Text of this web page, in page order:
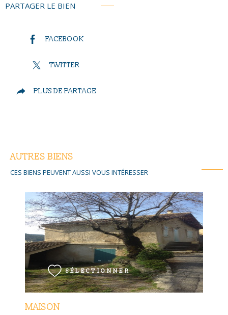
PARTAGER LE BIEN
FACEBOOK
TWITTER
PLUS DE PARTAGE
AUTRES BIENS
CES BIENS PEUVENT AUSSI VOUS INTÉRESSER
MAISON
SÉLECTIONNER
VOIR LE BIEN